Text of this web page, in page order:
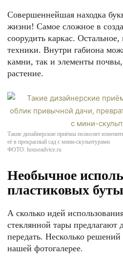
Совершеннейшая находка
жизни! Самое сложное в
соорудить каркас. Остальное,
техники. Внутри габиона
камни, так и элементы почвы,
растение.
Такие дизайнерские приёмы позволят
её в прекрасный сад с мини-скульптурами
ФОТО: houseadvice.ru
Необычное
пластиковых
А сколько идей
стеклянной тары предлагают
передать. Несколько
нашей фотогалерее.